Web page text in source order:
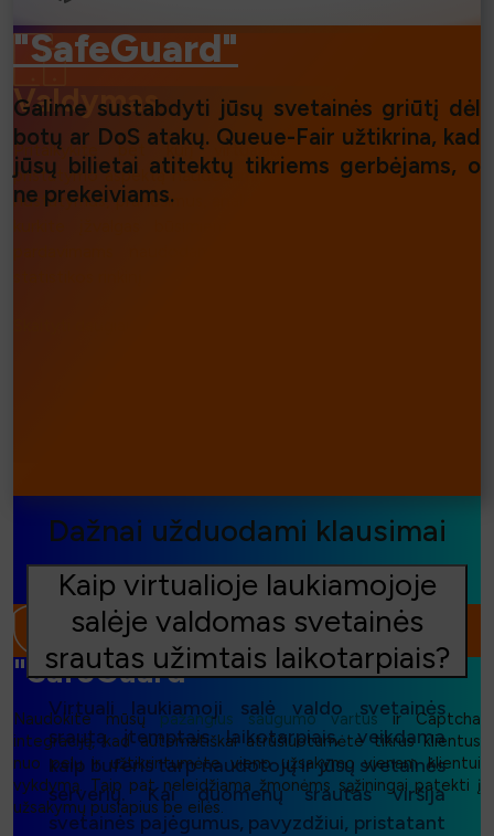
Valdymas
Pritaikykite bet kurį virtualaus laukiamojo kambario
pristatymo aspektą naudodami intuityvius įrankius. Keiskite
nustatymus, pranešimus, analizuokite srautą realiuoju laiku ir
"SafeGuard"
Galime sustabdyti jūsų svetainės griūtį dėl
botų ar DoS atakų. Queue-Fair užtikrina, kad
jūsų bilietai atitektų tikriems gerbėjams, o
ne prekeiviams.
"SafeGuard"
Naudokite mūsųpažangius saugumo vartusir Captcha
integraciją, kad automatiškai atrūšiuotumėte tikrus klientus
nuo pelų ir užtikrintumėte vieno užsakymo vienam klientui
vykdymą. Taip pat neleidžiama žmonėms sąžiningai patekti į
užsakymų puslapius be eilės.
Dažnai užduodami klausimai
Kaip virtualioje laukiamojoje
salėje valdomas svetainės
srautas užimtais laikotarpiais?
Virtuali laukiamoji salė valdo svetainės
srautą įtemptais laikotarpiais, veikdama
kaip buferis tarp naudotojų ir jūsų svetainės
serverių. Kai duomenų srautas viršija
svetainės pajėgumus, pavyzdžiui, pristatant